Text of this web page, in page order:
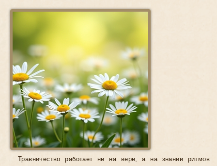
Травничество работает не на вере, а на знании ритмов